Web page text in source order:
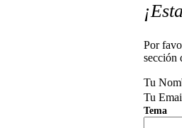
Gráficos en Movimiento
Por
sección
Tu
Tu
Tema